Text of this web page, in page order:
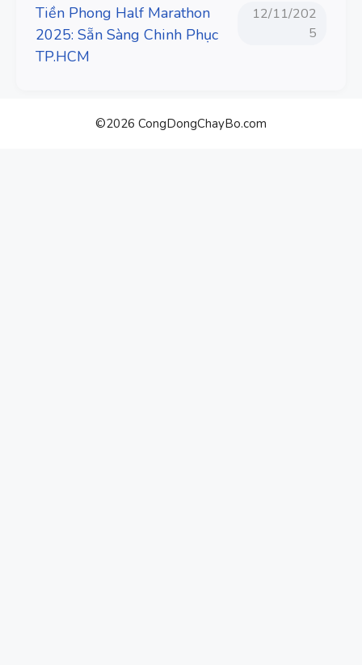
Tiền Phong Half Marathon
2025: Sẵn Sàng Chinh Phục
TP.HCM
12/11/202
5
©2026 CongDongChayBo.com